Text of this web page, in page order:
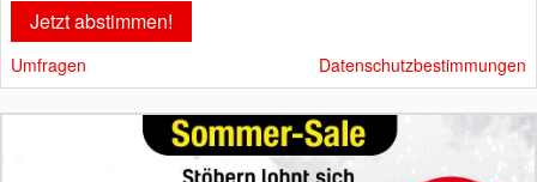
Umfragen Datenschutzbestimmungen